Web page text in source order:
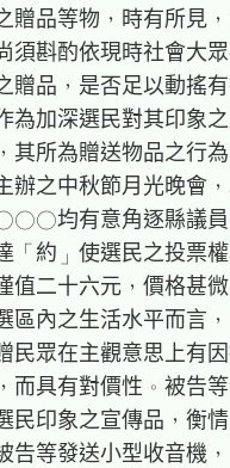
贈品等物，時有所見
須斟酌依現時社會大
贈品，是否足以動搖
為加深選民對其印象
其所為贈送物品之行
之中秋節月光晚會
均有意角逐縣議員
「約」使選民之投票
值二十六元，價格甚
區內之生活水平而言
民眾在主觀意思上有
而具有對價性。被告
民印象之宣傳品，衡
告等發送小型收音機